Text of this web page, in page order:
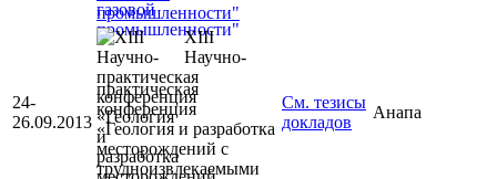
промышленности"
24-
26.09.2013
XIII
Научно-
практическая
конференция
«Геология и разработка
месторождений с
трудноизвлекаемыми
См. тезисы
докладов
Анапа